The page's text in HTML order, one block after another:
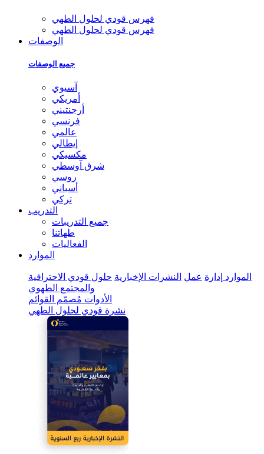
فهرس قودي لحلول الطهي
فهرس قودي لحلول الطهي
الوصفات
جميع الوصفات
آسيوي
أمريكي
أرجنتيني
فرنسي
عالمي
إيطالي
مكسيكي
شرق آوسطي
روسي
أسباني
تركي
التدريب
جميع التدريبات
طهاتنا
الفعاليات
الموارد
الموارد إدارة عمل النشرات الإخبارية حلول قودي الاحترافية
والمجتمع الطهوي
الأدوات مُصمّم القوائم
نشرة قودي لحلول الطهي